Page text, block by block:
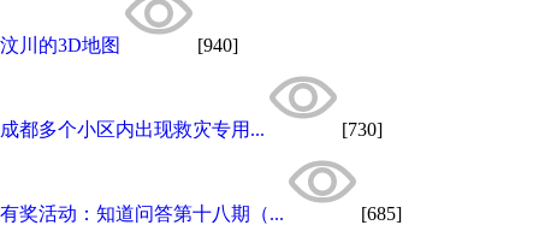
汶川的3D地图 [940]
成都多个小区内出现救灾专用... [730]
有奖活动：知道问答第十八期（... [685]